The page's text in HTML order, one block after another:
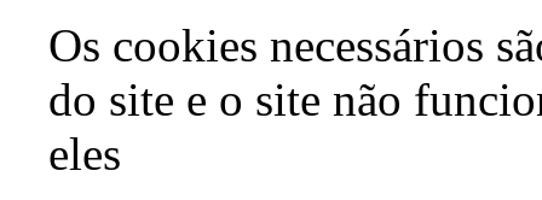
Os cookies necessários
do site e o site não
eles